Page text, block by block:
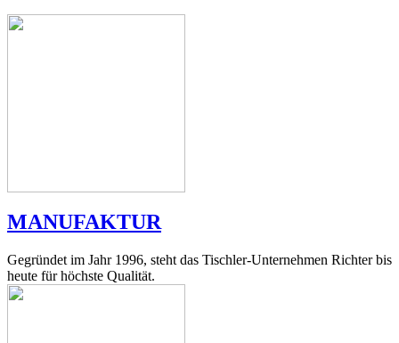
MANUFAKTUR
Gegründet im Jahr 1996, steht das Tischler-Unternehmen Richter bis
heute für höchste Qualität.